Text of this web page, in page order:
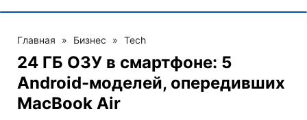
Главная » Бизнес » Tech
24 ГБ ОЗУ в смартфоне: 5
Android-моделей, опередивших
MacBook Air